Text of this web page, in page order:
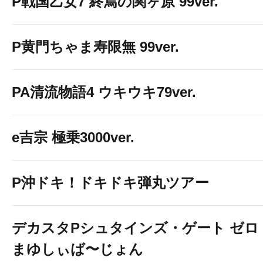
P黄門ちゃま寿限無 99ver.
PA清流物語4 ウキウキ79ver.
e吉宗 極乗3000ver.
P沖ドキ！ドキドキ弾丸ツアー
デカスタPシュタインズ・ゲート ゼロ
まゆしぃば〜じょん